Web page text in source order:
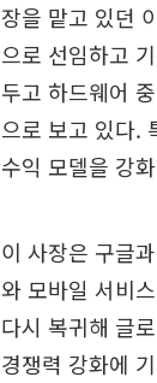
장을 맡고 있던
으로 선임하고
두고 하드웨어
으로 보고 있다.
수익 모델을 강
이 사장은 구글
와 모바일 서비
다시 복귀해 글
경쟁력 강화에